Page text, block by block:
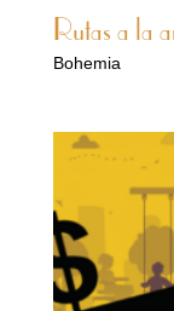
Rutas a la
Bohemia